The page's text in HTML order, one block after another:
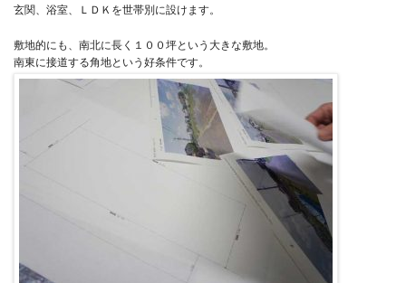
玄関、浴室、ＬＤＫを世帯別に設けます。
敷地的にも、南北に長く１００坪という大きな敷地。
南東に接道する角地という好条件です。